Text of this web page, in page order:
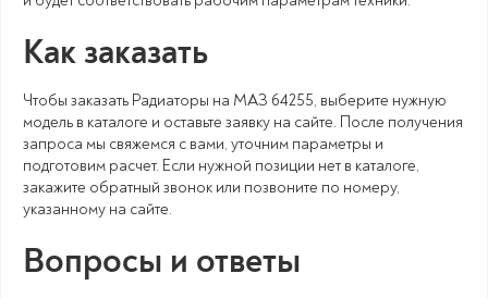
Как заказать
Чтобы заказать Радиаторы на МАЗ 64255, выберите нужную
модель в каталоге и оставьте заявку на сайте. После получения
запроса мы свяжемся с вами, уточним параметры и
подготовим расчет. Если нужной позиции нет в каталоге,
закажите обратный звонок или позвоните по номеру,
указанному на сайте.
Вопросы и ответы